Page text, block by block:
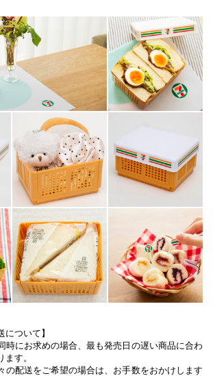
について】
時にお求めの場合、最も発売日の遅い商品に合わ
す。
の配送をご希望の場合は、お手数をおかけします